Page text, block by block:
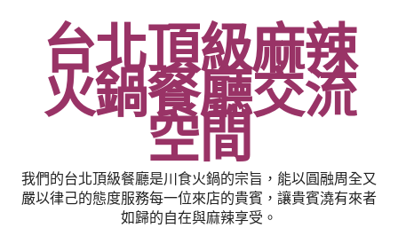
台北頂級麻辣
火鍋餐廳交流
空間
我們的台北頂級餐廳是川食火鍋的宗旨，能以圓融周全又
嚴以律己的態度服務每一位來店的貴賓，讓貴賓澆有來者
如歸的自在與麻辣享受。